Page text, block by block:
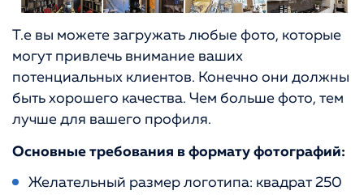
Т.е вы можете загружать любые фото, которые
могут привлечь внимание ваших
потенциальных клиентов. Конечно они должны
быть хорошего качества. Чем больше фото, тем
лучше для вашего профиля.
Основные требования в формату фотографий:
Желательный размер логотипа: квадрат 250